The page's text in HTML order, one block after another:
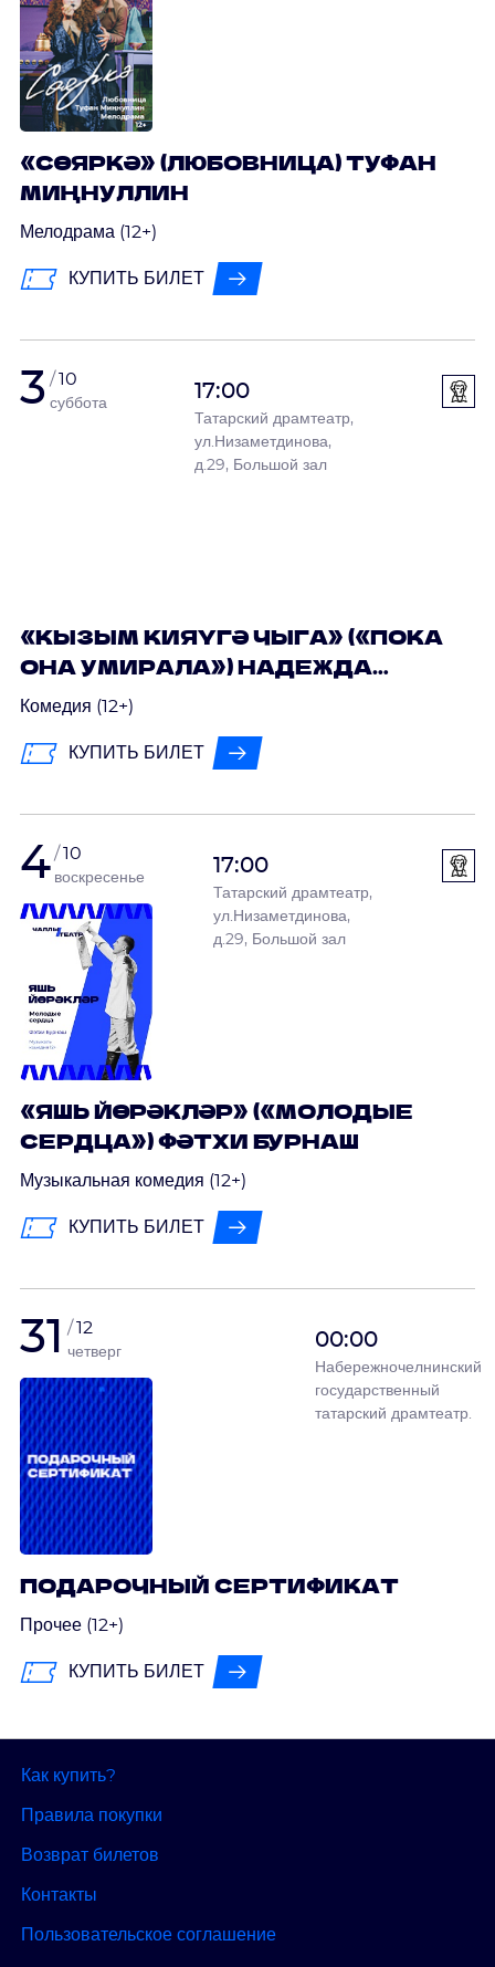
«СӨЯРКӘ» (ЛЮБОВНИЦА) ТУФАН
МИҢНУЛЛИН
Мелодрама (12+)
КУПИТЬ БИЛЕТ
3 10
суббота
17:00
Татарский драмтеатр,
ул.Низаметдинова,
д.29, Большой зал
«КЫЗЫМ КИЯҮГӘ ЧЫГА» («ПОКА
ОНА УМИРАЛА») НАДЕЖДА
ПТУШКИНА
Комедия (12+)
КУПИТЬ БИЛЕТ
4 10
воскресенье
17:00
Татарский драмтеатр,
ул.Низаметдинова,
д.29, Большой зал
«ЯШЬ ЙӨРӘКЛӘР» («МОЛОДЫЕ
СЕРДЦА») ФӘТХИ БУРНАШ
Музыкальная комедия (12+)
КУПИТЬ БИЛЕТ
31 12
четверг
00:00
Набережночелнинский
государственный
татарский драмтеатр.
ПОДАРОЧНЫЙ СЕРТИФИКАТ
Прочее (12+)
КУПИТЬ БИЛЕТ
Как купить?
Правила покупки
Возврат билетов
Контакты
Пользовательское соглашение